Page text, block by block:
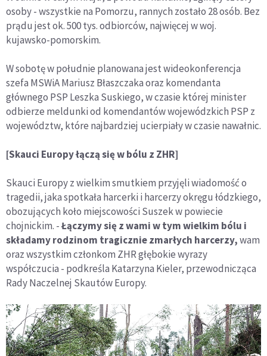
osoby - wszystkie na Pomorzu, rannych zostało 28 osób. Bez
prądu jest ok. 500 tys. odbiorców, najwięcej w woj.
kujawsko-pomorskim.
W sobotę w południe planowana jest wideokonferencja
szefa MSWiA Mariusz Błaszczaka oraz komendanta
głównego PSP Leszka Suskiego, w czasie której minister
odbierze meldunki od komendantów wojewódzkich PSP z
województw, które najbardziej ucierpiały w czasie nawałnic.
[Skauci Europy łączą się w bólu z ZHR]
Skauci Europy z wielkim smutkiem przyjęli wiadomość o
tragedii, jaka spotkała harcerki i harcerzy okręgu łódzkiego,
obozujących koło miejscowości Suszek w powiecie
chojnickim. -Łączymy się z wami w tym wielkim bólu i
składamy rodzinom tragicznie zmarłych harcerzy,wam
oraz wszystkim członkom ZHR głębokie wyrazy
współczucia - podkreśla Katarzyna Kieler, przewodnicząca
Rady Naczelnej Skautów Europy.